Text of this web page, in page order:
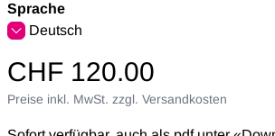
Sprache
Deutsch
CHF 120.00
Preise inkl. MwSt. zzgl. Versandkosten